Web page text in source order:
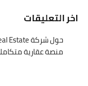
اخر التعليقات
حول شركة Gate Masr Real Estate - بوابة مصر العقارية
منصة عقارية